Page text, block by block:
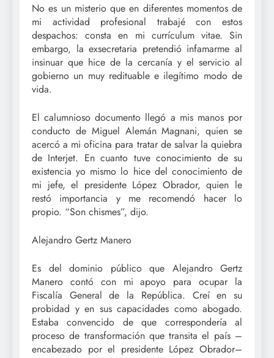
No es un misterio que en diferentes momentos de
mi actividad profesional trabajé con estos
despachos: consta en mi currículum vitae. Sin
embargo, la exsecretaria pretendió infamarme al
insinuar que hice de la cercanía y el servicio al
gobierno un muy redituable e ilegítimo modo de
vida.
El calumnioso documento llegó a mis manos por
conducto de Miguel Alemán Magnani, quien se
acercó a mi oficina para tratar de salvar la quiebra
de Interjet. En cuanto tuve conocimiento de su
existencia yo mismo lo hice del conocimiento de
mi jefe, el presidente López Obrador, quien le
restó importancia y me recomendó hacer lo
propio. “Son chismes”, dijo.
Alejandro Gertz Manero
Es del dominio público que Alejandro Gertz
Manero contó con mi apoyo para ocupar la
Fiscalía General de la República. Creí en su
probidad y en sus capacidades como abogado.
Estaba convencido de que correspondería al
proceso de transformación que transita el país –
encabezado por el presidente López Obrador–